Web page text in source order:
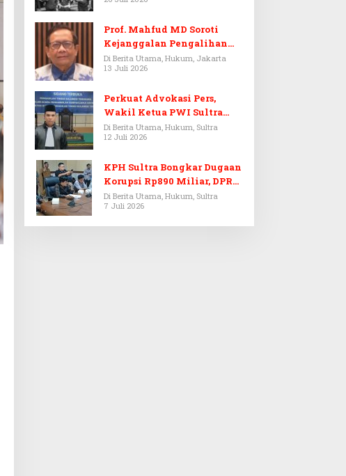
Prof. Mahfud MD Soroti
Kejanggalan Pengalihan
Penyelidikan Tersangka
Febrie Adriansyah
Di Berita Utama, Hukum, Jakarta
13 Juli 2026
Perkuat Advokasi Pers,
Wakil Ketua PWI Sultra
Resmi Dilantik Menjadi
Advokat PERADI
Di Berita Utama, Hukum, Sultra
12 Juli 2026
KPH Sultra Bongkar Dugaan
Korupsi Rp890 Miliar, DPRD
Sultra Gelar RDP
Di Berita Utama, Hukum, Sultra
7 Juli 2026